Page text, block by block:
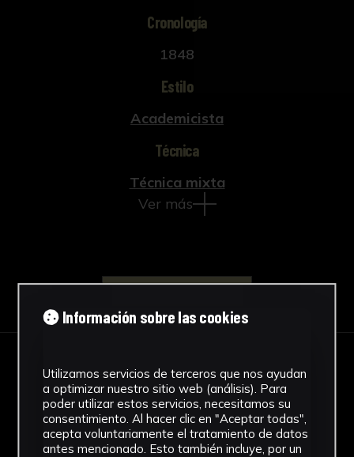
Cronología
1848
Estilo
Academicista
Técnica
Técnica mixta
Ver más
IMÁGENES
Información sobre las cookies
Utilizamos servicios de terceros que nos ayudan
a optimizar nuestro sitio web (análisis). Para
poder utilizar estos servicios, necesitamos su
consentimiento. Al hacer clic en "Aceptar todas",
acepta voluntariamente el tratamiento de datos
antes mencionado. Esto también incluye, por un